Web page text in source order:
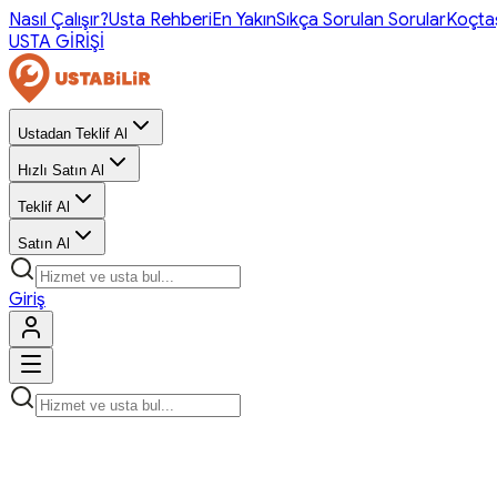
Nasıl Çalışır?Usta RehberiEn YakınSıkça Sorulan Sorular
USTA GİRİŞİ
Ustadan Teklif Al
Hızlı Satın Al
Teklif Al
Satın Al
Giriş